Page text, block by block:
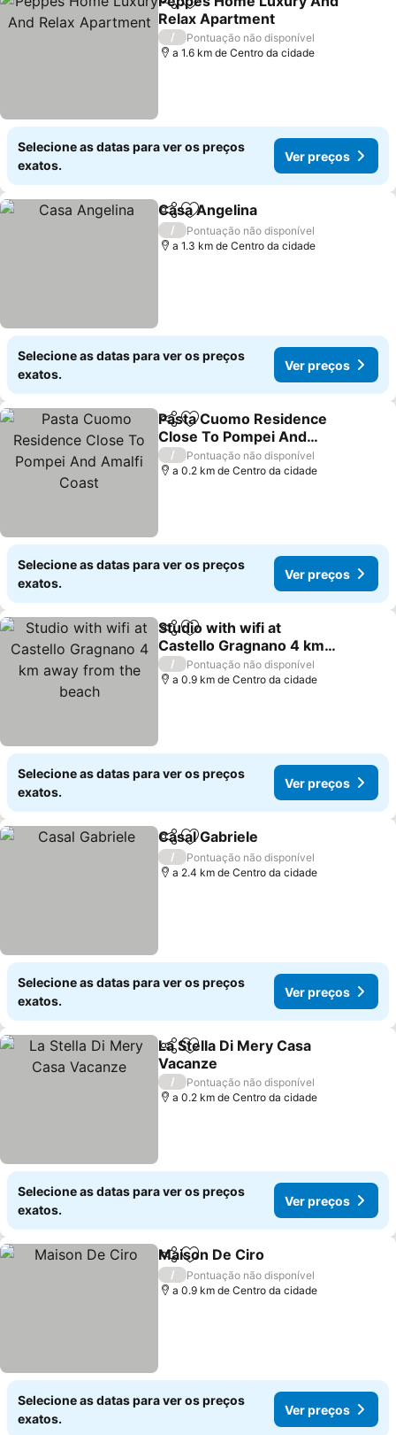
PartilharAdicionar aos favoritos
Relax Apartment
Ver preços
/
Pontuação não disponível
a 1.6 km de Centro da cidade
Selecione as datas para ver os preços
exatos.
Ver preços
PartilharAdicionar aos favoritos
Casa Angelina
/
Pontuação não disponível
a 1.3 km de Centro da cidade
Selecione as datas para ver os preços
exatos.
Ver preços
PartilharAdicionar aos favoritos
Pasta Cuomo Residence
Close To Pompei And
Amalfi Coast
Ver preços
/
Pontuação não disponível
a 0.2 km de Centro da cidade
Selecione as datas para ver os preços
exatos.
Ver preços
PartilharAdicionar aos favoritos
Studio with wifi at
Castello Gragnano 4 km
away from the beach
Ver preços
/
Pontuação não disponível
a 0.9 km de Centro da cidade
Selecione as datas para ver os preços
exatos.
Ver preços
PartilharAdicionar aos favoritos
Casal Gabriele
/
Pontuação não disponível
a 2.4 km de Centro da cidade
Selecione as datas para ver os preços
exatos.
Ver preços
PartilharAdicionar aos favoritos
La Stella Di Mery Casa
Vacanze
Ver preços
/
Pontuação não disponível
a 0.2 km de Centro da cidade
Selecione as datas para ver os preços
exatos.
Ver preços
PartilharAdicionar aos favoritos
Maison De Ciro
/
Pontuação não disponível
a 0.9 km de Centro da cidade
Selecione as datas para ver os preços
exatos.
Ver preços